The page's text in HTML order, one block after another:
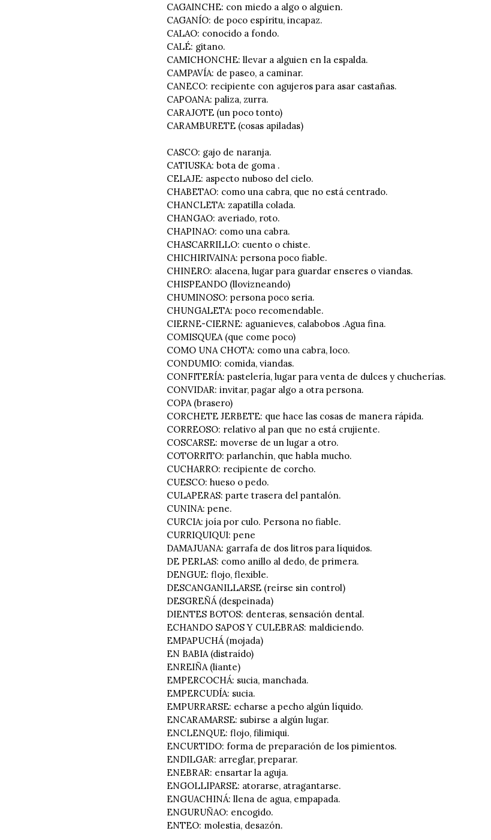
CAGAINCHE: con miedo a algo o alguien.
CAGANÍO: de poco espíritu, incapaz.
CALAO: conocido a fondo.
CALÉ: gitano.
CAMICHONCHE: llevar a alguien en la espalda.
CAMPAVÍA: de paseo, a caminar.
CANECO: recipiente con agujeros para asar castañas.
CAPOANA: paliza, zurra.
CARAJOTE (un poco tonto)
CARAMBURETE (cosas apiladas)
CASCO: gajo de naranja.
CATIUSKA: bota de goma .
CELAJE: aspecto nuboso del cielo.
CHABETAO: como una cabra, que no está centrado.
CHANCLETA: zapatilla colada.
CHANGAO: averiado, roto.
CHAPINAO: como una cabra.
CHASCARRILLO: cuento o chiste.
CHICHIRIVAINA: persona poco fiable.
CHINERO: alacena, lugar para guardar enseres o viandas.
CHISPEANDO (llovizneando)
CHUMINOSO: persona poco seria.
CHUNGALETA: poco recomendable.
CIERNE-CIERNE: aguanieves, calabobos .Agua fina.
COMISQUEA (que come poco)
COMO UNA CHOTA: como una cabra, loco.
CONDUMIO: comida, viandas.
CONFITERÍA: pastelería, lugar para venta de dulces y chucherías.
CONVIDAR: invitar, pagar algo a otra persona.
COPA (brasero)
CORCHETE JERBETE: que hace las cosas de manera rápida.
CORREOSO: relativo al pan que no está crujiente.
COSCARSE: moverse de un lugar a otro.
COTORRITO: parlanchín, que habla mucho.
CUCHARRO: recipiente de corcho.
CUESCO: hueso o pedo.
CULAPERAS: parte trasera del pantalón.
CUNINA: pene.
CURCIA: joía por culo. Persona no fiable.
CURRIQUIQUI: pene
DAMAJUANA: garrafa de dos litros para líquidos.
DE PERLAS: como anillo al dedo, de primera.
DENGUE: flojo, flexible.
DESCANGANILLARSE (reírse sin control)
DESGREÑÁ (despeinada)
DIENTES BOTOS: denteras, sensación dental.
ECHANDO SAPOS Y CULEBRAS: maldiciendo.
EMPAPUCHÁ (mojada)
EN BABIA (distraído)
ENREIÑA (liante)
EMPERCOCHÁ: sucia, manchada.
EMPERCUDÍA: sucia.
EMPURRARSE: echarse a pecho algún líquido.
ENCARAMARSE: subirse a algún lugar.
ENCLENQUE: flojo, filimiqui.
ENCURTIDO: forma de preparación de los pimientos.
ENDILGAR: arreglar, preparar.
ENEBRAR: ensartar la aguja.
ENGOLLIPARSE: atorarse, atragantarse.
ENGUACHINÁ: llena de agua, empapada.
ENGURUÑAO: encogido.
ENTEO: molestia, desazón.